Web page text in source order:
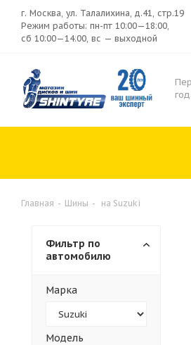
г. Москва, ул. Талалихина, д.41, стр.19
Режим работы: пн-пт 10:00—18:00,
сб 10:00—14:00, вс — выходной
Главная - Шины - на Suzuki
Фильтр по
автомобилю
Марка
Модель